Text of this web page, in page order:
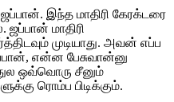
இந்த மாதிரி கேரக்டரை
மாதிரி
முடியாது. அவன் எப்ப
என்ன பேசுவான்னு
ஒவ்வொரு சீனும்
ரொம்ப பிடிக்கும்.